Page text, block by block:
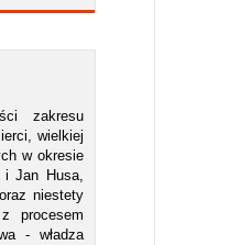
zakresu
wielkiej
w okresie
i Jan Husa,
niestety
procesem
- władza